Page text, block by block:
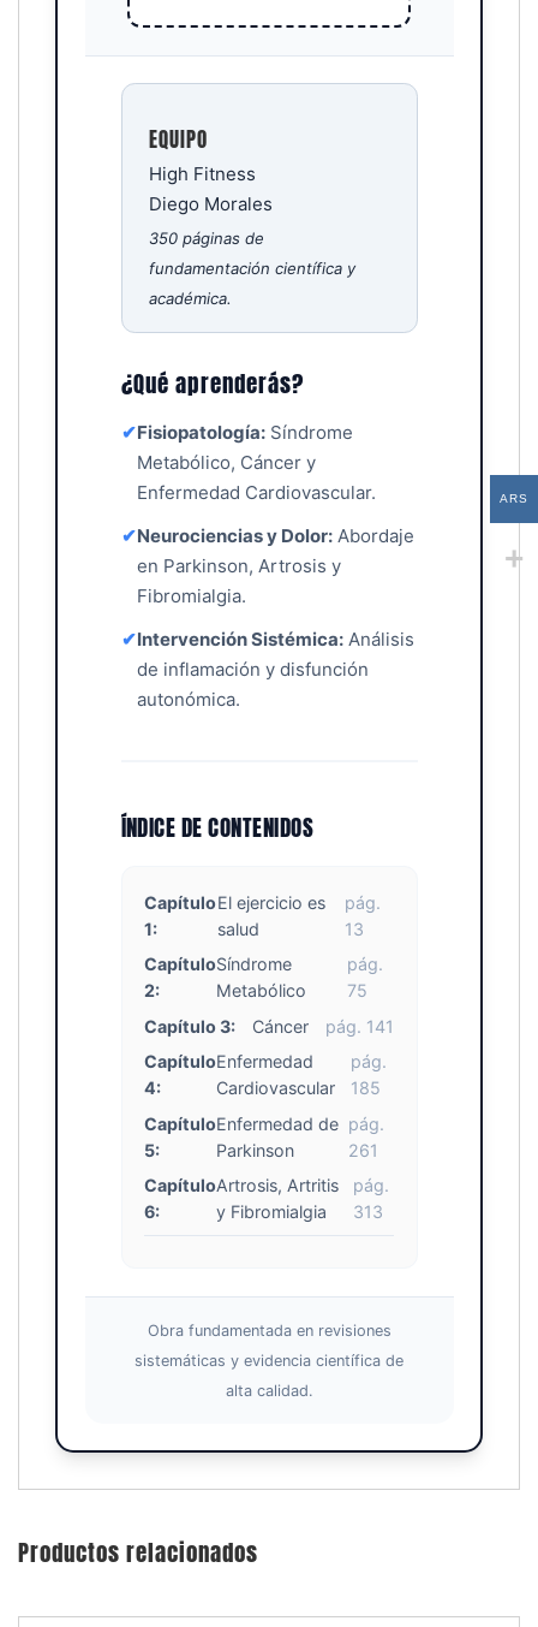
EQUIPO
High Fitness
Diego Morales
350 páginas de
fundamentación científica y
académica.
¿Qué aprenderás?
✔Fisiopatología:Síndrome
Metabólico, Cáncer y
Enfermedad Cardiovascular.
✔Neurociencias y Dolor:Abordaje
en Parkinson, Artrosis y
Fibromialgia.
✔Intervención Sistémica:Análisis
de inflamación y disfunción
autonómica.
ÍNDICE DE CONTENIDOS
Capítulo
1:
El ejercicio es
salud
pág.
13
Capítulo
2:
Síndrome
Metabólico
pág.
75
Capítulo 3:
Cáncer
pág. 141
Capítulo
4:
Enfermedad
Cardiovascular
pág.
185
Capítulo
5:
Enfermedad de
Parkinson
pág.
261
Capítulo
6:
Artrosis, Artritis
y Fibromialgia
pág.
313
Obra fundamentada en revisiones
sistemáticas y evidencia científica de
alta calidad.
Productos relacionados
ARS